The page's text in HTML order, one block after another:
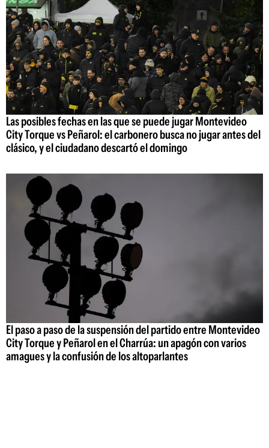
Las posibles fechas en las que se puede jugar Montevideo
City Torque vs Peñarol: el carbonero busca no jugar antes del
clásico, y el ciudadano descartó el domingo
El paso a paso de la suspensión del partido entre Montevideo
City Torque y Peñarol en el Charrúa: un apagón con varios
amagues y la confusión de los altoparlantes